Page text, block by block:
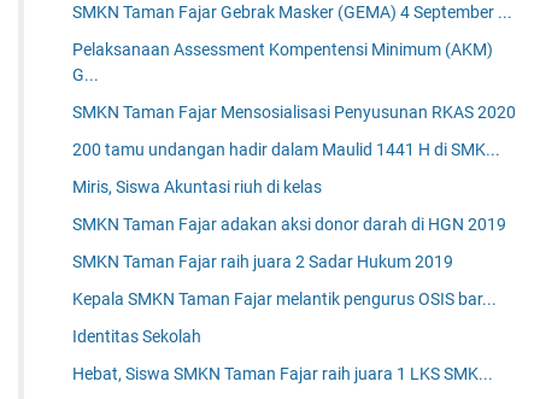
SMKN Taman Fajar Gebrak Masker (GEMA) 4 September ...
Pelaksanaan Assessment Kompentensi Minimum (AKM)
G...
SMKN Taman Fajar Mensosialisasi Penyusunan RKAS 2020
200 tamu undangan hadir dalam Maulid 1441 H di SMK...
Miris, Siswa Akuntasi riuh di kelas
SMKN Taman Fajar adakan aksi donor darah di HGN 2019
SMKN Taman Fajar raih juara 2 Sadar Hukum 2019
Kepala SMKN Taman Fajar melantik pengurus OSIS bar...
Identitas Sekolah
Hebat, Siswa SMKN Taman Fajar raih juara 1 LKS SMK...